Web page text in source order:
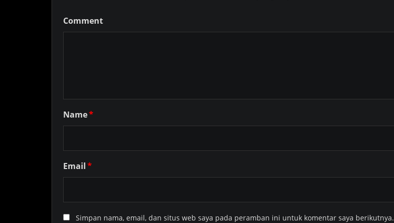
Comment
Name*
Email*
Simpan nama, email, dan situs web saya pada peramban ini untuk komentar saya berikutnya.